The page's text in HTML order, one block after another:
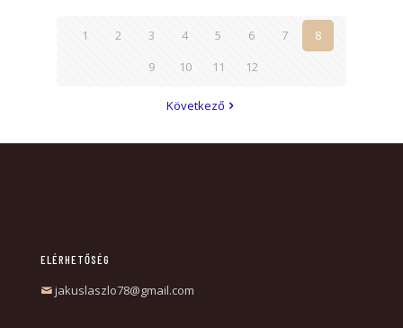
1 2 3 4 5 6 7
8
9
10 11 12
Következő
ELÉRHETŐSÉG
jakuslaszlo78@gmail.com